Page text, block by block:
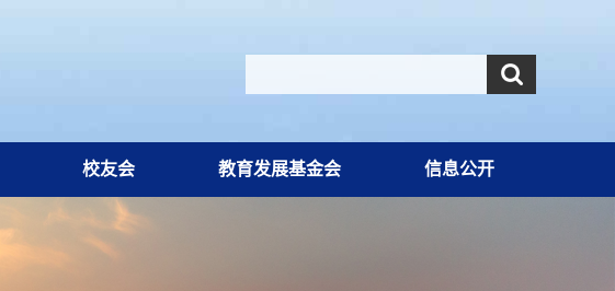
校友会 教育发展基金会 信息公开